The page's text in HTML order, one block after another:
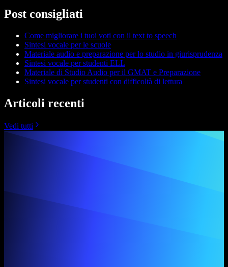
Post consigliati
Come migliorare i tuoi voti con il text to speech
Sintesi vocale per le scuole
Materiale audio e preparazione per lo studio in giurisprudenza
Sintesi vocale per studenti ELL
Materiale di Studio Audio per il GMAT e Preparazione
Sintesi vocale per studenti con difficoltà di lettura
Articoli recenti
Vedi tutti